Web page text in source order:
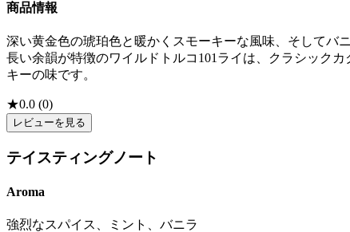
商品情報
深い黄金色の琥珀色と暖かくスモーキーな風味、そしてバ
長い余韻が特徴のワイルドトルコ101ライは、クラシック
キーの味です。
★0.0 (0)
レビューを見る
テイスティングノート
Aroma
強烈なスパイス、ミント、バニラ